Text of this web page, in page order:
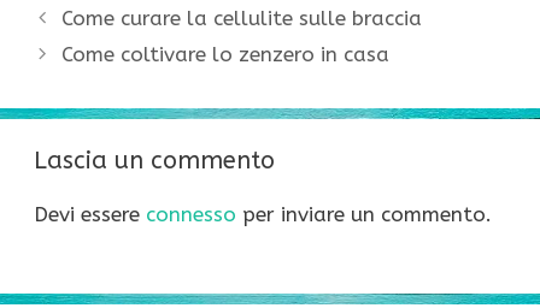
Come curare la cellulite sulle braccia
Come coltivare lo zenzero in casa
Lascia un commento
Devi essere connesso per inviare un commento.